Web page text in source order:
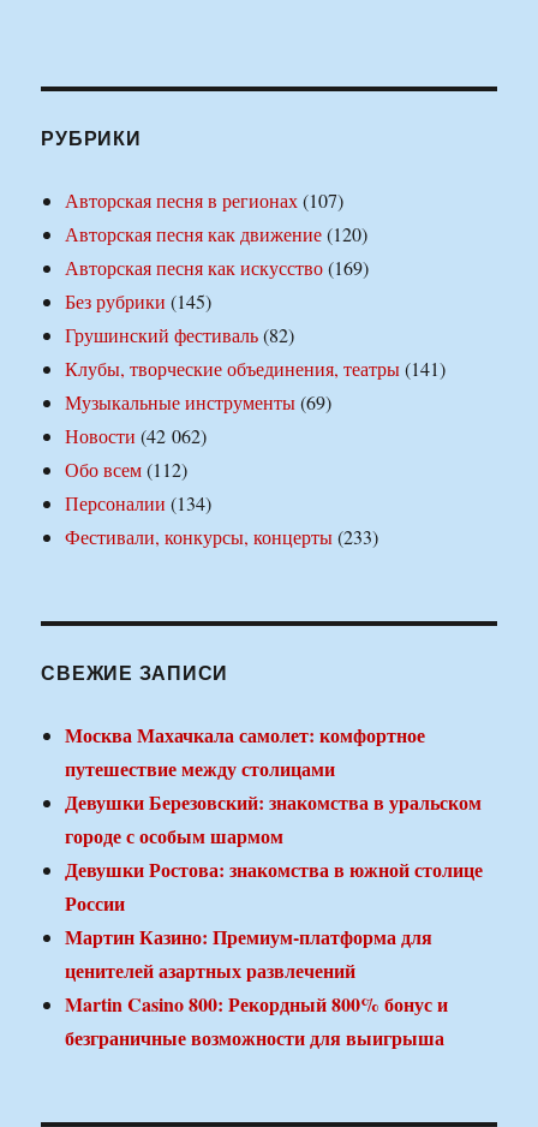
РУБРИКИ
Авторская песня в регионах(107)
Авторская песня как движение(120)
Авторская песня как искусство(169)
Без рубрики (145)
Грушинский фестиваль(82)
Клубы, творческие объединения, театры(141)
Музыкальные инструменты(69)
Новости (42 062)
Обо всем(112)
Персоналии (134)
Фестивали, конкурсы, концерты(233)
СВЕЖИЕ ЗАПИСИ
Москва Махачкала самолет: комфортное
путешествие между столицами
Девушки Березовский: знакомства в уральском
городе с особым шармом
Девушки Ростова: знакомства в южной столице
России
Мартин Казино: Премиум-платформа для
ценителей азартных развлечений
Martin Casino 800: Рекордный 800% бонус и
безграничные возможности для выигрыша